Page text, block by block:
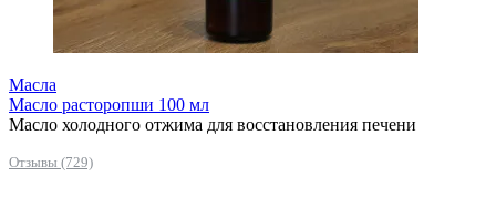
Масла
Масло расторопши 100 мл
Масло холодного отжима для восстановления печени
Отзывы (729)